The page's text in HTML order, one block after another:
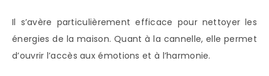
Il s’avère particulièrement efficace pour nettoyer les
énergies de la maison. Quant à la cannelle, elle permet
d’ouvrir l’accès aux émotions et à l’harmonie.